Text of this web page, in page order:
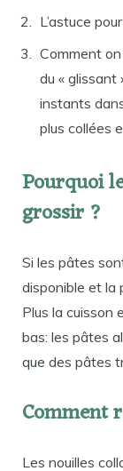
L’astuce
Comment
du « glissant
instants
plus collées
Pourquoi
grossir ?
Si les pâtes
disponible et la
Plus la cuisson
bas: les pâtes
que des pâtes
Comment
Les nouilles